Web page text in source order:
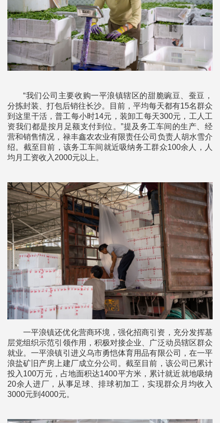
“我们公司主要收购一平浪镇辖区的甜脆豌豆、蚕豆，
分拣封装、打包后销往长沙。目前，平均每天都有15名群众
到这里干活，普工每小时14元，装卸工每天300元，工人工
资我们都是按月足额支付到位。”提及务工车间的生产、经
营和销售情况，禄丰鑫农农业有限责任公司负责人胡水雪介
绍。截至目前，该务工车间就近吸纳务工群众100余人，人
均月工资收入2000元以上。
一平浪镇还优化营商环境，强化招商引资，充分发挥基
层党组织示范引领作用，积极对接企业、广泛动员辖区群众
就业。一平浪镇引进义乌市勇恺体育用品有限公司，在一平
浪盐矿旧产房上建厂成立分公司。截至目前，该公司已累计
投入100万元，占地面积达1400平方米，累计就近就地吸纳
20余人进厂，从事足球、排球初加工，实现群众月均收入
3000元到4000元。